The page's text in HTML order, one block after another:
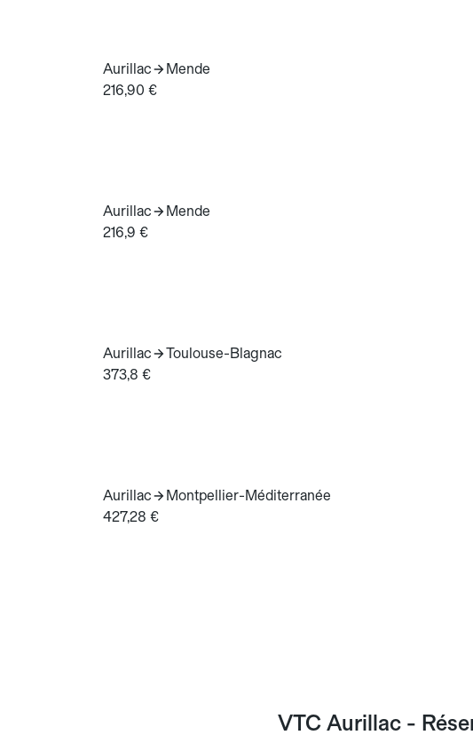
Aurillac
Mende
216,90 €
Aurillac
Mende
216,9 €
Aurillac
Toulouse-Blagnac
373,8 €
Aurillac
Montpellier-Méditerranée
427,28 €
VTC Aurillac -